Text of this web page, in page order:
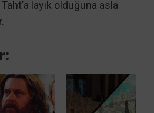
layık olduğuna asla